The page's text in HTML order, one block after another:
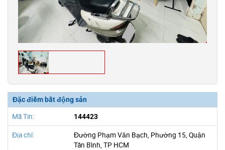
Đặc điểm bất động sản
Mã Tin: 144423
Địa chỉ:
Đường Phạm Văn Bạch, Phường 15, Quận
Tân Bình, TP HCM